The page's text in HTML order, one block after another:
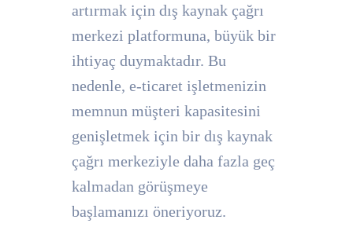
artırmak için dış kaynak çağrı
merkezi platformuna, büyük bir
ihtiyaç duymaktadır. Bu
nedenle, e-ticaret işletmenizin
memnun müşteri kapasitesini
genişletmek için bir dış kaynak
çağrı merkeziyle daha fazla geç
kalmadan görüşmeye
başlamanızı öneriyoruz.